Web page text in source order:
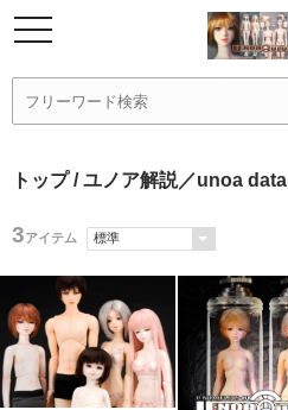
トップ/ ユノア解説／unoa data
3アイテム